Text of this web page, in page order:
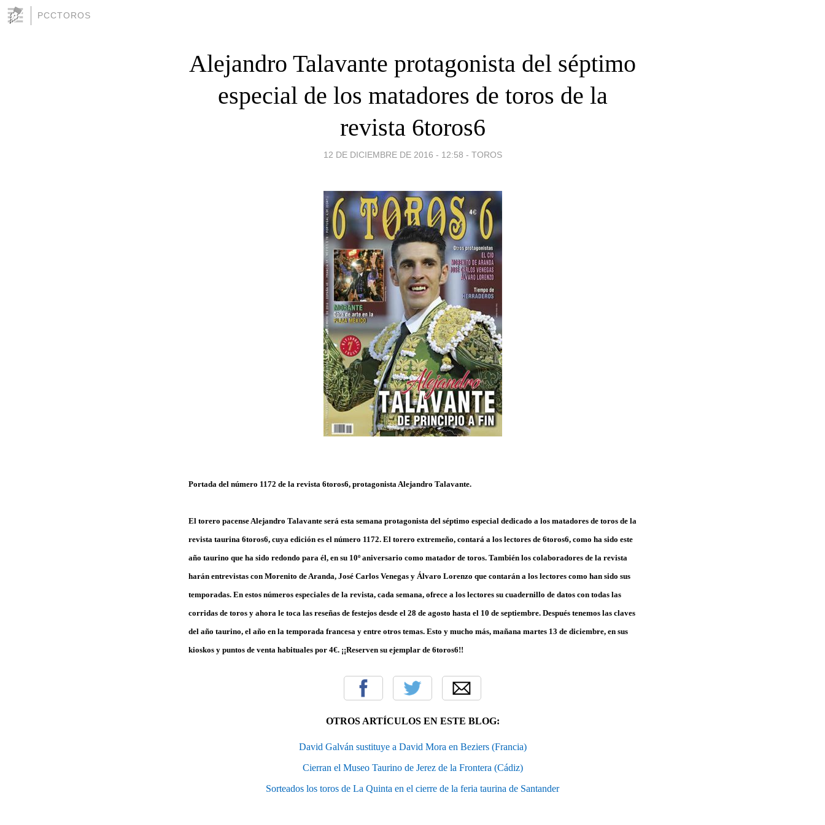
PCCTOROS
Alejandro Talavante protagonista del séptimo
especial de los matadores de toros de la
revista 6toros6
12 DE DICIEMBRE DE 2016 - 12:58 - TOROS
Portada del número 1172 de la revista 6toros6, protagonista Alejandro Talavante.
El torero pacense Alejandro Talavante será esta semana protagonista del séptimo especial dedicado a los matadores de toros de la
revista taurina 6toros6, cuya edición es el número 1172. El torero extremeño, contará a los lectores de 6toros6, como ha sido este
año taurino que ha sido redondo para él, en su 10º aniversario como matador de toros. También los colaboradores de la revista
harán entrevistas con Morenito de Aranda, José Carlos Venegas y Álvaro Lorenzo que contarán a los lectores como han sido sus
temporadas. En estos números especiales de la revista, cada semana, ofrece a los lectores su cuadernillo de datos con todas las
corridas de toros y ahora le toca las reseñas de festejos desde el 28 de agosto hasta el 10 de septiembre. Después tenemos las claves
del año taurino, el año en la temporada francesa y entre otros temas. Esto y mucho más, mañana martes 13 de diciembre, en sus
kioskos y puntos de venta habituales por 4€. ¡¡Reserven su ejemplar de 6toros6!!
OTROS ARTÍCULOS EN ESTE BLOG:
David Galván sustituye a David Mora en Beziers (Francia)
Cierran el Museo Taurino de Jerez de la Frontera (Cádiz)
Sorteados los toros de La Quinta en el cierre de la feria taurina de Santander